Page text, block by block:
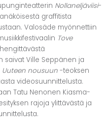
Nollaneljäviisi-
graffitista
Valosäde myönnettiin
Tove
saivat Ville Seppänen ja
Uuteen nousuun -teoksen
videosuunnittelusta.
Tatu Nenonen Kiasma-
rajoja ylittävästä ja